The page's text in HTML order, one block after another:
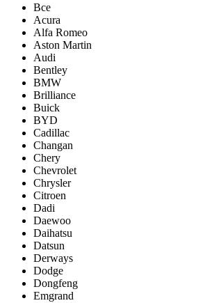
Все
Acura
Alfa Romeo
Aston Martin
Audi
Bentley
BMW
Brilliance
Buick
BYD
Cadillac
Changan
Chery
Chevrolet
Chrysler
Citroen
Dadi
Daewoo
Daihatsu
Datsun
Derways
Dodge
Dongfeng
Emgrand